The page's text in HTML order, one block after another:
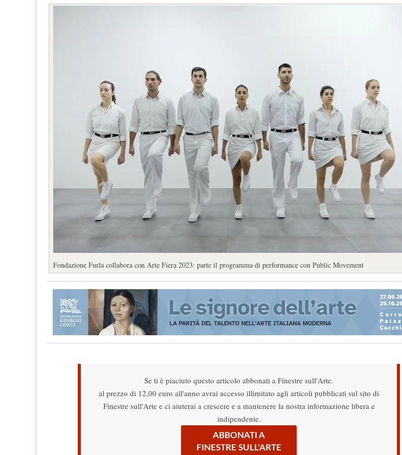
Fondazione Furla collabora con Arte Fiera 2023: parte il programma di performance con Public Movement
Se ti è piaciuto questo articolo abbonati a Finestre sull'Arte.
al prezzo di 12,00 euro all'anno avrai accesso illimitato agli articoli pubblicati sul sito di
Finestre sull'Arte e ci aiuterai a crescere e a mantenere la nostra informazione libera e
indipendente.
ABBONATI A
FINESTRE SULL'ARTE